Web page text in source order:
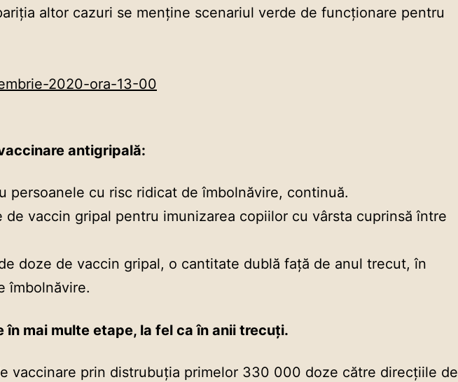
altor cazuri se menține scenariul verde de funcționare pentru
2020-ora-13-00
antigripală:
persoanele cu risc ridicat de îmbolnăvire, continuă.
vaccin gripal pentru imunizarea copiilor cu vârsta cuprinsă între
doze de vaccin gripal, o cantitate dublă față de anul trecut, în
îmbolnăvire.
mai multe etape, la fel ca în anii trecuți.
vaccinare prin distrubuția primelor 330 000 doze către direcţiile de